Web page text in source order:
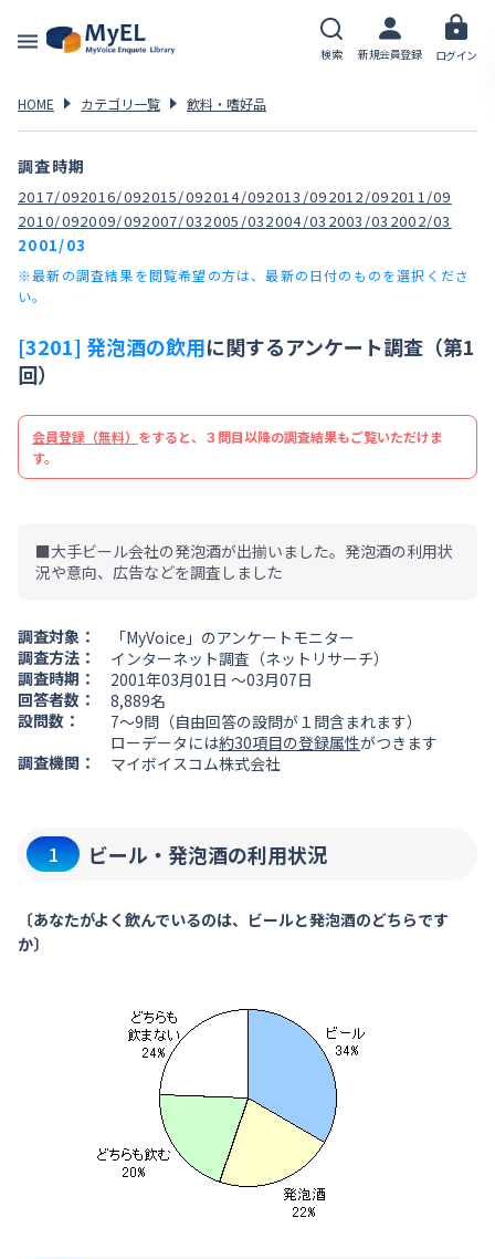
検索 新規会員登録 ログイン
HOME カテゴリ一覧 飲料・嗜好品
調査時期
2017/092016/092015/092014/092013/092012/092011/09
2010/092009/092007/032005/032004/03 2003/03 2002/03
2001/03
※最新の調査結果を閲覧希望の方は、最新の日付のものを選択くださ
い。
[3201] 発泡酒の飲用に関するアンケート調査（第1
回）
会員登録（無料） をすると、３問目以降の調査結果もご覧いただけま
す。
■大手ビール会社の発泡酒が出揃いました。発泡酒の利用状
況や意向、広告などを調査しました
調査対象：
「MyVoice」のアンケートモニター
調査方法：
インターネット調査（ネットリサーチ）
調査時期：
2001年03月01日 ～03月07日
回答者数：
8,889名
設問数：
7～9問（自由回答の設問が１問含まれます）
ローデータには約30項目の登録属性がつきます
調査機関：
マイボイスコム株式会社
1 ビール・発泡酒の利用状況
〔あなたがよく飲んでいるのは、ビールと発泡酒のどちらです
か〕